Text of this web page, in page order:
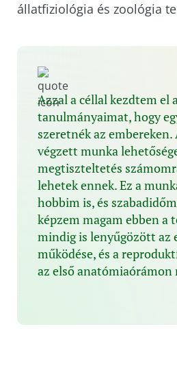
állatfiziológia és zoológia
Azzal a céllal kezdtem el
tanulmányaimat, hogy
szeretnék az embereken.
végzett munka
megtiszteltetés
lehetek ennek. Ez a
hobbim is, és
képzem magam ebben a
mindig is lenyűgözött az
működése, és a
az első